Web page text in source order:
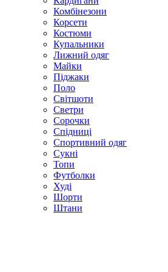
Комбінезони
Корсети
Костюми
Купальники
Лижний одяг
Майки
Піджаки
Поло
Світшоти
Светри
Сорочки
Спідниці
Спортивний одяг
Сукні
Топи
Футболки
Худі
Шорти
Штани